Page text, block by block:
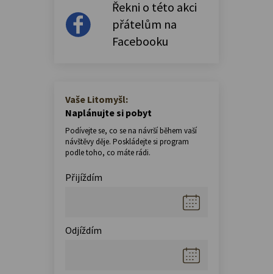
Řekni o této akci
přátelům na
Facebooku
Vaše Litomyšl:
Naplánujte si pobyt
Podívejte se, co se na návrší během vaší
návštěvy děje. Poskládejte si program
podle toho, co máte rádi.
Přijíždím
Odjíždím